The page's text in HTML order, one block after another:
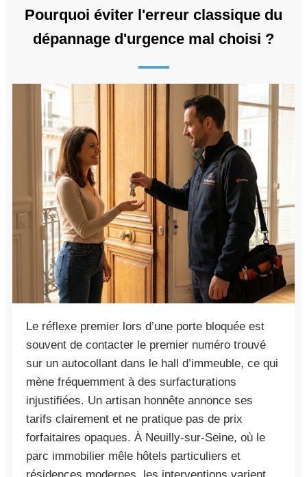
Pourquoi éviter l'erreur classique du
dépannage d'urgence mal choisi ?
Le réflexe premier lors d’une porte bloquée est
souvent de contacter le premier numéro trouvé
sur un autocollant dans le hall d’immeuble, ce qui
mène fréquemment à des surfacturations
injustifiées. Un artisan honnête annonce ses
tarifs clairement et ne pratique pas de prix
forfaitaires opaques. À Neuilly-sur-Seine, où le
parc immobilier mêle hôtels particuliers et